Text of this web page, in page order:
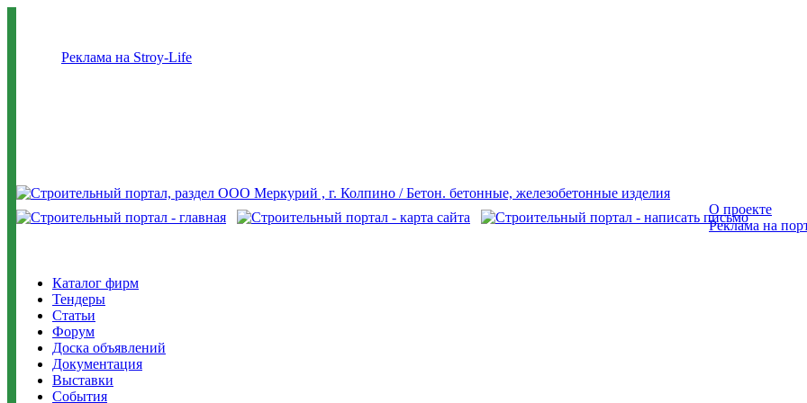
Реклама на Stroy-Life
О проекте
Реклама на
Каталог фирм
Тендеры
Статьи
Форум
Доска объявлений
Документация
Выставки
События